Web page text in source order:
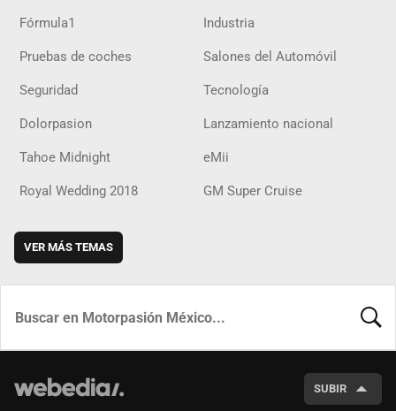
Fórmula1 Industria
Pruebas de coches Salones del Automóvil
Seguridad Tecnología
Dolorpasion Lanzamiento nacional
Tahoe Midnight eMii
Royal Wedding 2018 GM Super Cruise
VER MÁS TEMAS
SUBIR